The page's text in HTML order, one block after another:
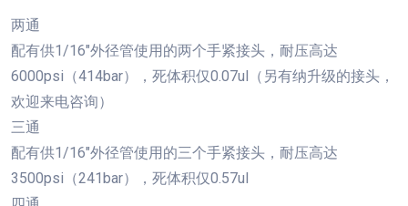
两通
配有供1/16"外径管使用的两个手紧接头，耐压高达
6000psi（414bar），死体积仅0.07ul（另有纳升级的接头，
欢迎来电咨询）
三通
配有供1/16"外径管使用的三个手紧接头，耐压高达
3500psi（241bar），死体积仅0.57ul